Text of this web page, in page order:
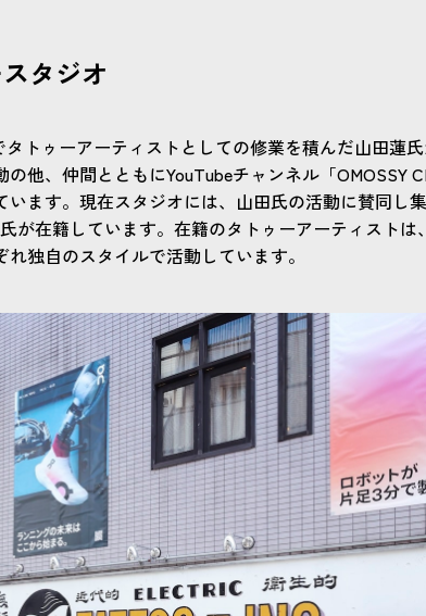
タジオ
タトゥーアーティストとしての修業を積んだ山田蓮
他、仲間とともにYouTubeチャンネル「OMOSSY
ます。現在スタジオには、山田氏の活動に賛同し
が在籍しています。在籍のタトゥーアーティスト
独自のスタイルで活動しています。